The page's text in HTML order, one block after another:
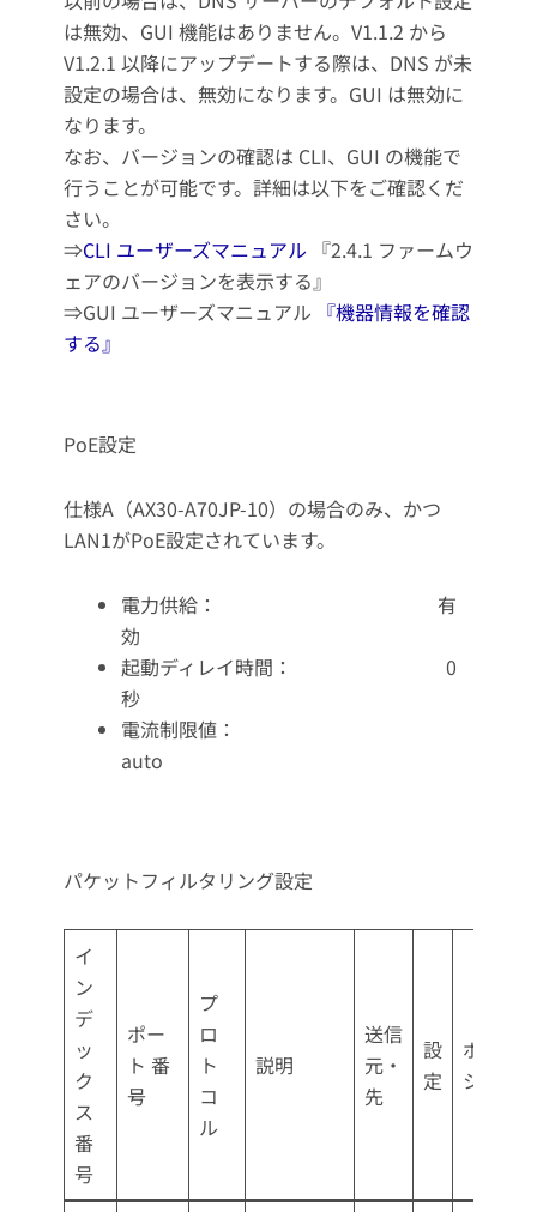
は無効、GUI 機能はありません。V1.1.2 から
V1.2.1 以降にアップデートする際は、DNS が未
設定の場合は、無効になります。GUI は無効に
なります。
なお、バージョンの確認は CLI、GUI の機能で
行うことが可能です。詳細は以下をご確認くだ
さい。
⇒CLI ユーザーズマニュアル 『2.4.1 ファームウ
ェアのバージョンを表示する』
⇒GUI ユーザーズマニュアル 『機器情報を確認
する』
PoE設定
仕様A（AX30-A70JP-10）の場合のみ、かつ
LAN1がPoE設定されています。
電力供給： 有
効
起動ディレイ時間： 0
秒
電流制限値：
auto
パケットフィルタリング設定
イ
ン
デ
ッ
ク
ス
番
号
ポー
ト 番
号
プ
ロ
ト
コ
ル
説明
送信
元・
先
設
定
ポリ
シー